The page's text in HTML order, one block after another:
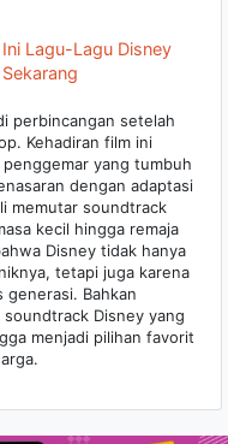
Lagu-Lagu Disney
perbincangan setelah
Kehadiran film ini
yang tumbuh
dengan adaptasi
memutar soundtrack
kecil hingga remaja
Disney tidak hanya
tetapi juga karena
generasi. Bahkan
Disney yang
menjadi pilihan favorit